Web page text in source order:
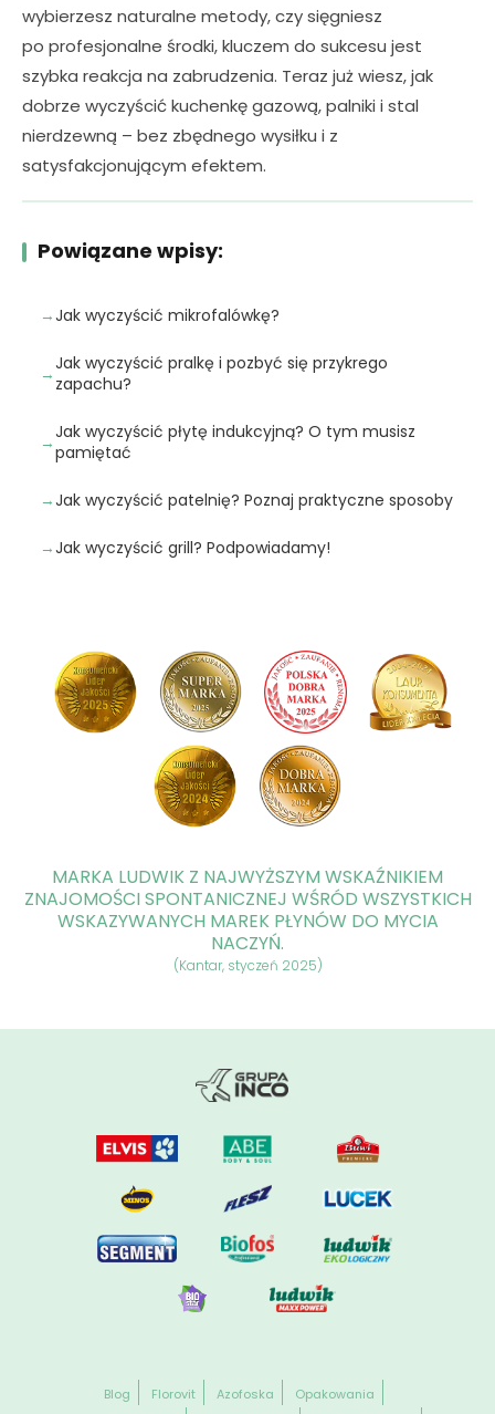
wybierzesz naturalne metody, czy sięgniesz
po profesjonalne środki, kluczem do sukcesu jest
szybka reakcja na zabrudzenia. Teraz już wiesz, jak
dobrze wyczyścić kuchenkę gazową, palniki i stal
nierdzewną – bez zbędnego wysiłku i z
satysfakcjonującym efektem.
Powiązane wpisy:
Jak wyczyścić mikrofalówkę?
Jak wyczyścić pralkę i pozbyć się przykrego
zapachu?
Jak wyczyścić płytę indukcyjną? O tym musisz
pamiętać
Jak wyczyścić patelnię? Poznaj praktyczne sposoby
Jak wyczyścić grill? Podpowiadamy!
MARKA LUDWIK Z NAJWYŻSZYM WSKAŹNIKIEM
ZNAJOMOŚCI SPONTANICZNEJ WŚRÓD WSZYSTKICH
WSKAZYWANYCH MAREK PŁYNÓW DO MYCIA
NACZYŃ.
(Kantar, styczeń 2025)
Blog Florovit Azofoska
Opakowania